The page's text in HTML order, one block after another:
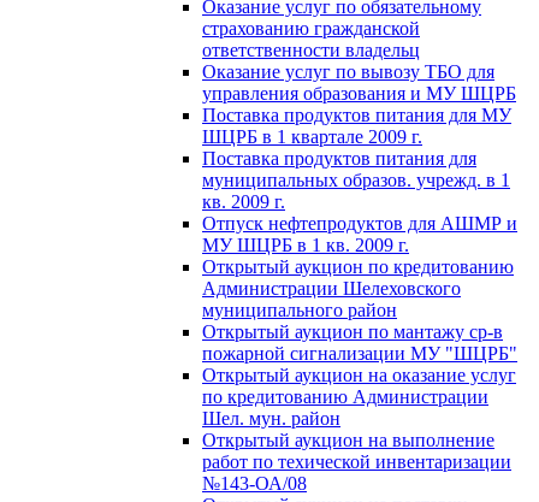
Оказание услуг по обязательному
страхованию гражданской
ответственности владельц
Оказание услуг по вывозу ТБО для
управления образования и МУ ШЦРБ
Поставка продуктов питания для МУ
ШЦРБ в 1 квартале 2009 г.
Поставка продуктов питания для
муниципальных образов. учрежд. в 1
кв. 2009 г.
Отпуск нефтепродуктов для АШМР и
МУ ШЦРБ в 1 кв. 2009 г.
Открытый аукцион по кредитованию
Администрации Шелеховского
муниципального район
Открытый аукцион по мантажу ср-в
пожарной сигнализации МУ "ШЦРБ"
Открытый аукцион на оказание услуг
по кредитованию Администрации
Шел. мун. район
Открытый аукцион на выполнение
работ по техической инвентаризации
№143-ОА/08